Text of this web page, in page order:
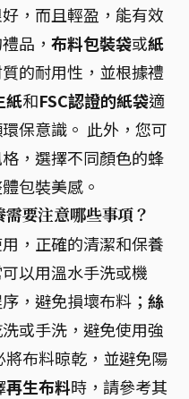
，而且輕盈，能有效
品， 布料包裝袋或紙
的耐用性，並根據禮
紙和FSC認證的紙袋適
保意識。 此外，您可
，選擇不同顏色的蜂
包裝美感。
要注意哪些事項？
，正確的清潔和保養
以用溫水手洗或機
，避免損壞布料； 絲
或手洗，避免使用強
布料晾乾，並避免陽
再生布料時，請參考其